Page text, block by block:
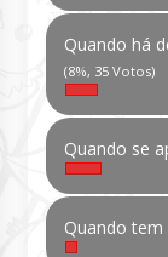
Quando há
(8%, 35 Votos)
Quando se
Quando